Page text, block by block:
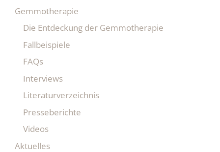
Gemmotherapie
Die Entdeckung der Gemmotherapie
Fallbeispiele
FAQs
Interviews
Literaturverzeichnis
Presseberichte
Videos
Aktuelles